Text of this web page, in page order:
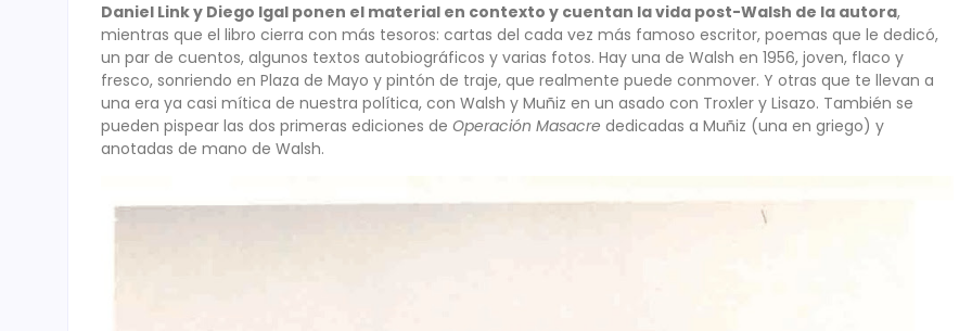
Daniel Link y Diego Igal ponen el material en contexto y cuentan la vida post-Walsh de la autora,
mientras que el libro cierra con más tesoros: cartas del cada vez más famoso escritor, poemas que le dedicó,
un par de cuentos, algunos textos autobiográficos y varias fotos. Hay una de Walsh en 1956, joven, flaco y
fresco, sonriendo en Plaza de Mayo y pintón de traje, que realmente puede conmover. Y otras que te llevan a
una era ya casi mítica de nuestra política, con Walsh y Muñiz en un asado con Troxler y Lisazo. También se
pueden pispear las dos primeras ediciones de Operación Masacre dedicadas a Muñiz (una en griego) y
anotadas de mano de Walsh.